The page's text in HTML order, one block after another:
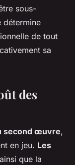
sous-
détermine
de tout
sa
des
second œuvre,
en jeu. Les
que la